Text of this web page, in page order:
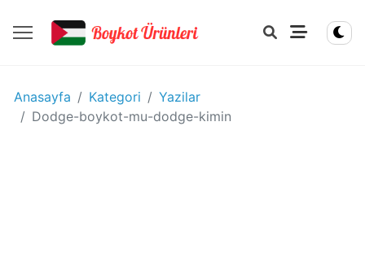
YIYECEK
IÇECEK
Anasayfa Kategori
Yazilar
Dodge-boykot-mu-dodge-kimin